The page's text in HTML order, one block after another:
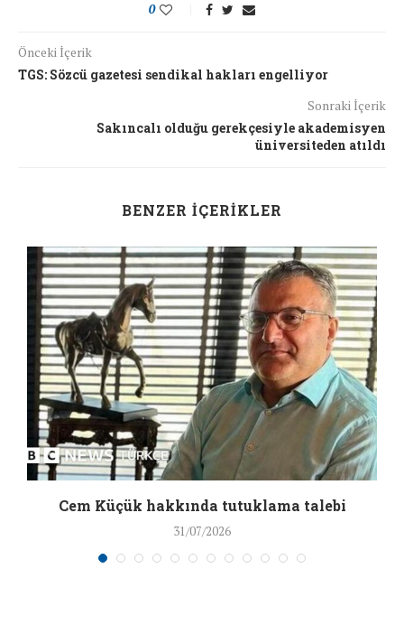
0
Önceki İçerik
TGS: Sözcü gazetesi sendikal hakları engelliyor
Sonraki İçerik
Sakıncalı olduğu gerekçesiyle akademisyen
üniversiteden atıldı
BENZER İÇERIKLER
Cem Küçük hakkında tutuklama talebi
31/07/2026